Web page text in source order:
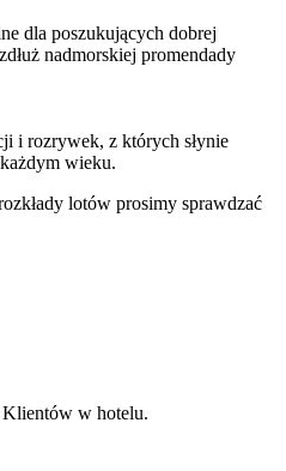
dla poszukujących dobrej
nadmorskiej promendady
i rozrywek, z których słynie
wieku.
lotów prosimy sprawdzać
Klientów w hotelu.